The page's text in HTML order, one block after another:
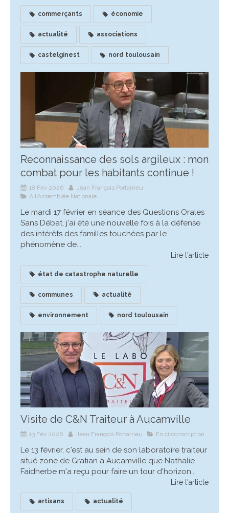
commerçants économie
actualité associations
castelginest nord toulousain
Reconnaissance des sols argileux : mon
combat pour les habitants continue !
18 Fév 2026
Jean François Portarrieu
A l'Assemblée Nationale
Le mardi 17 février en séance des Questions Orales
Sans Débat, j'ai été une nouvelle fois à la défense
des intérêts des familles touchées par le
phénomène de...
Lire l'article
état de catastrophe naturelle
communes actualité
environnement nord toulousain
Visite de C&N Traiteur à Aucamville
13 Fév 2026 Jean François Portarrieu En circonscription
Le 13 février, c'est au sein de son laboratoire traiteur
situé zone de Gratian à Aucamville que Nathalie
Faidherbe m'a reçu pour faire un tour d'horizon...
Lire l'article
artisans actualité